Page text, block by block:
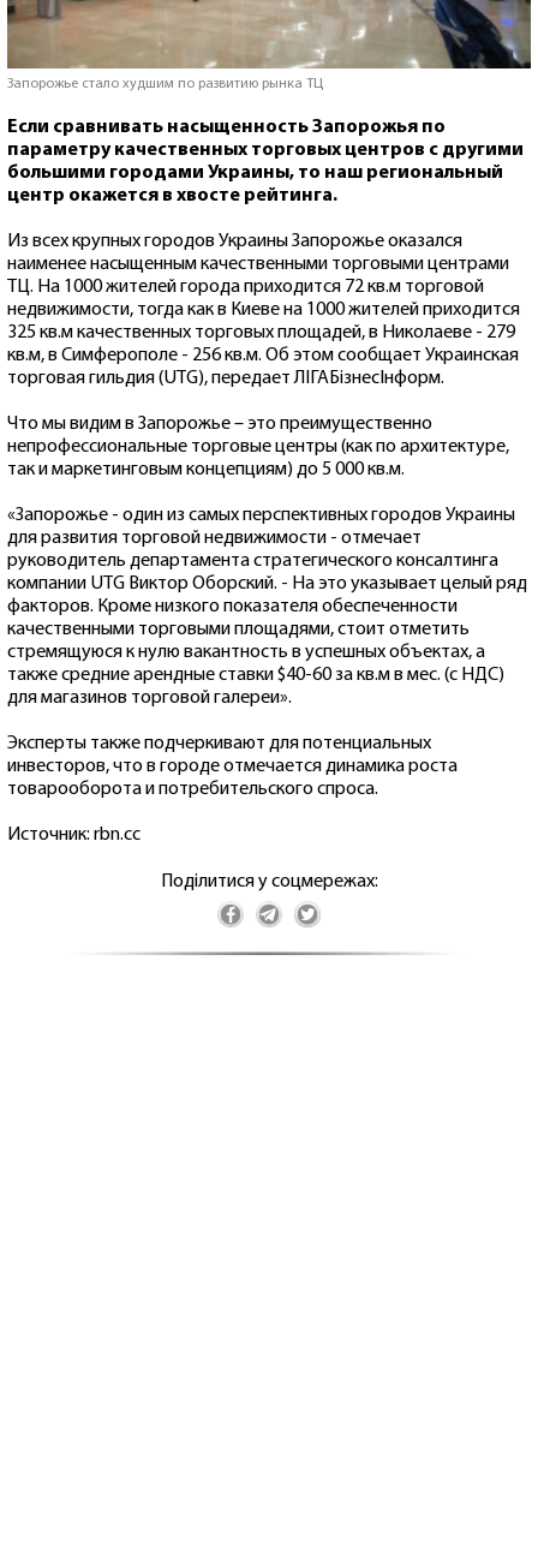
Запорожье стало худшим по развитию рынка ТЦ
Если сравнивать насыщенность Запорожья по
параметру качественных торговых центров с другими
большими городами Украины, то наш региональный
центр окажется в хвосте рейтинга.
Из всех крупных городов Украины Запорожье оказался
наименее насыщенным качественными торговыми центрами
ТЦ. На 1000 жителей города приходится 72 кв.м торговой
недвижимости, тогда как в Киеве на 1000 жителей приходится
325 кв.м качественных торговых площадей, в Николаеве - 279
кв.м, в Симферополе - 256 кв.м. Об этом сообщает Украинская
торговая гильдия (UTG), передает ЛІГАБізнесІнформ.
Что мы видим в Запорожье – это преимущественно
непрофессиональные торговые центры (как по архитектуре,
так и маркетинговым концепциям) до 5 000 кв.м.
«Запорожье - один из самых перспективных городов Украины
для развития торговой недвижимости - отмечает
руководитель департамента стратегического консалтинга
компании UTG Виктор Оборский. - На это указывает целый ряд
факторов. Кроме низкого показателя обеспеченности
качественными торговыми площадями, стоит отметить
стремящуюся к нулю вакантность в успешных объектах, а
также средние арендные ставки $40-60 за кв.м в мес. (с НДС)
для магазинов торговой галереи».
Эксперты также подчеркивают для потенциальных
инвесторов, что в городе отмечается динамика роста
товарооборота и потребительского спроса.
Источник: rbn.cc
Поділитися у соцмережах: